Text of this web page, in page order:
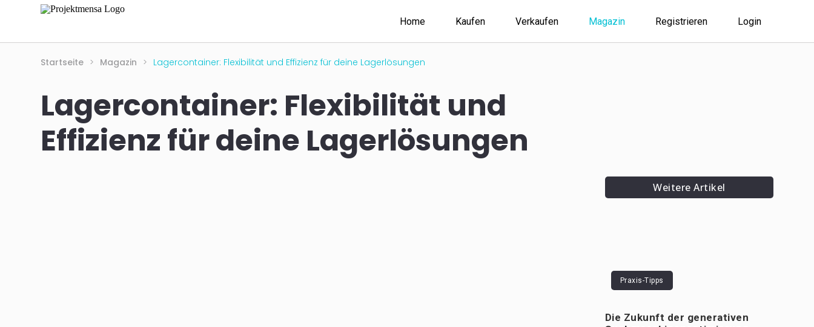
Home Kaufen Verkaufen Magazin Registrieren Login
Startseite > Magazin > Lagercontainer: Flexibilität und Effizienz für deine Lagerlösungen
Lagercontainer: Flexibilität und
Effizienz für deine Lagerlösungen
Weitere Artikel
Praxis-Tipps
Die Zukunft der generativen